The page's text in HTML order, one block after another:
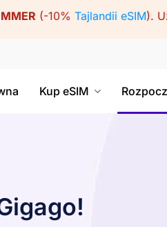
(-10% Tajlandii eSIM).
Kup eSIM